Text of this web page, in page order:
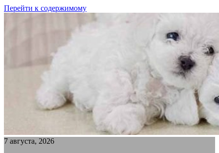
Перейти к содержимому
7 августа, 2026